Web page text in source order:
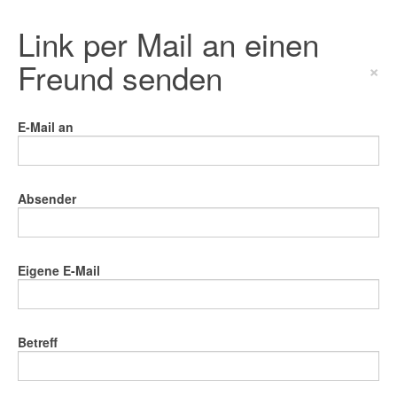
Link per Mail an einen
Freund senden ×
E-Mail an
Absender
Eigene E-Mail
Betreff